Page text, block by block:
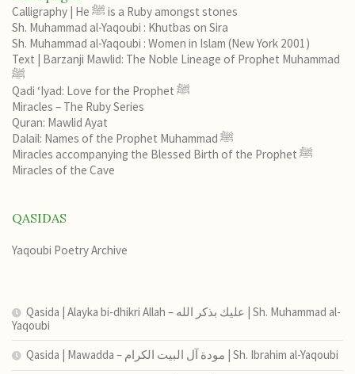
Calligraphy | He ﷺ is a Ruby amongst stones
Sh. Muhammad al-Yaqoubi : Khutbas on Sira
Sh. Muhammad al-Yaqoubi : Women in Islam (New York 2001)
Text | Barzanji Mawlid: The Noble Lineage of Prophet Muhammad
ﷺ
Qadi ‘Iyad: Love for the Prophet ﷺ
Miracles – The Ruby Series
Quran: Mawlid Ayat
Dalail: Names of the Prophet Muhammad ﷺ
Miracles accompanying the Blessed Birth of the Prophet ﷺ
Miracles of the Cave
QASIDAS
Yaqoubi Poetry Archive
Qasida | Alayka bi-dhikri Allah – عليك بذكر الله | Sh. Muhammad al-
Yaqoubi
Qasida | Mawadda – مودة آل البيت الكرام | Sh. Ibrahim al-Yaqoubi